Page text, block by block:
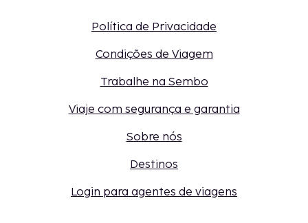
Política de Privacidade
Condições de Viagem
Trabalhe na Sembo
Viaje com segurança e garantia
Sobre nós
Destinos
Login para agentes de viagens